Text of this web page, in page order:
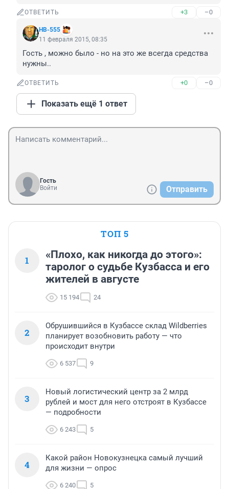
ОТВЕТИТЬ +3 –0
НВ-555
11 февраля 2015, 08:35
Гость , можно было - но на это же всегда средства
нужны..
ОТВЕТИТЬ +0 –0
Показать ещё 1 ответ
Гость
Войти
Отправить
ТОП 5
1
«Плохо, как никогда до этого»:
таролог о судьбе Кузбасса и его
жителей в августе
15 194 24
2
Обрушившийся в Кузбассе склад Wildberries
планирует возобновить работу — что
происходит внутри
6 537 9
3
Новый логистический центр за 2 млрд
рублей и мост для него отстроят в Кузбассе
— подробности
6 243 5
4
Какой район Новокузнецка самый лучший
для жизни — опрос
6 240 5